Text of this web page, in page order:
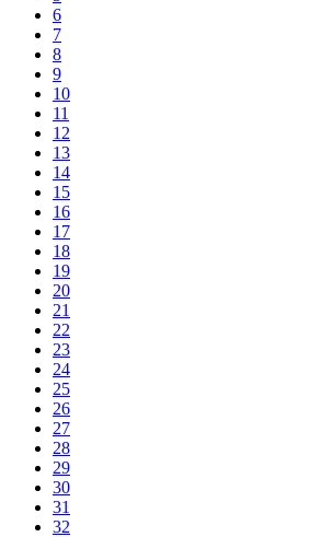
6
7
8
9
10
11
12
13
14
15
16
17
18
19
20
21
22
23
24
25
26
27
28
29
30
31
32